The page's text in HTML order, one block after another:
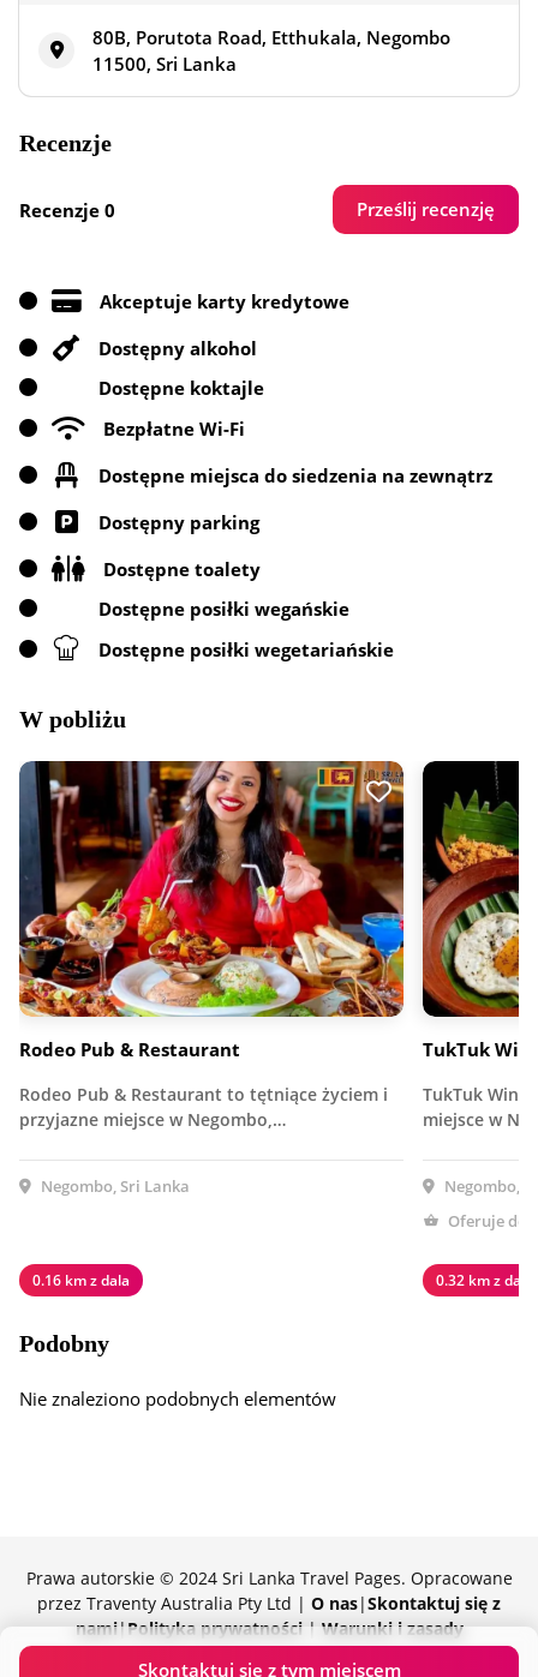
80B, Porutota Road, Etthukala, Negombo
11500, Sri Lanka
Recenzje
Recenzje 0 Prześlij recenzję
Akceptuje karty kredytowe
Dostępny alkohol
Dostępne koktajle
Bezpłatne Wi-Fi
Dostępne miejsca do siedzenia na zewnątrz
Dostępny parking
Dostępne toalety
Dostępne posiłki wegańskie
Dostępne posiłki wegetariańskie
Skontaktuj się z tym miejscem
W pobliżu
Rodeo Pub & Restaurant
Rodeo Pub & Restaurant to tętniące życiem i
przyjazne miejsce w Negombo,…
Negombo, Sri Lanka
0.16 km z dala
TukTuk
TukTuk
miejsce w
Negombo,
Oferuje
0.32 km z dala
Podobny
Nie znaleziono podobnych elementów
Prawa autorskie © 2024 Sri Lanka Travel Pages. Opracowane
przez Traventy Australia Pty Ltd | O nas|Skontaktuj się z
nami| Polityka prywatności| Warunki i zasady
Z dumą wspierane przez Traventy